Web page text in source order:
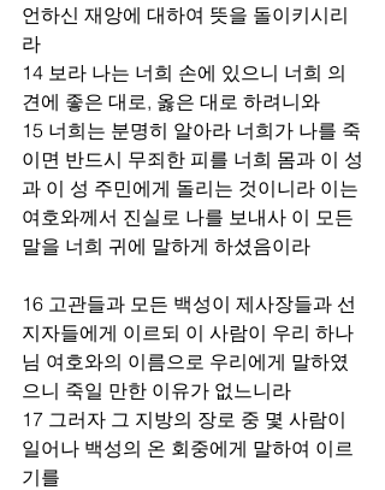
언하신 재앙에 대하여 뜻을 돌이키시리
라
14 보라 나는 너희 손에 있으니 너희 의
견에 좋은 대로, 옳은 대로 하려니와
15 너희는 분명히 알아라 너희가 나를 죽
이면 반드시 무죄한 피를 너희 몸과 이 성
과 이 성 주민에게 돌리는 것이니라 이는
여호와께서 진실로 나를 보내사 이 모든
말을 너희 귀에 말하게 하셨음이라
16 고관들과 모든 백성이 제사장들과 선
지자들에게 이르되 이 사람이 우리 하나
님 여호와의 이름으로 우리에게 말하였
으니 죽일 만한 이유가 없느니라
17 그러자 그 지방의 장로 중 몇 사람이
일어나 백성의 온 회중에게 말하여 이르
기를